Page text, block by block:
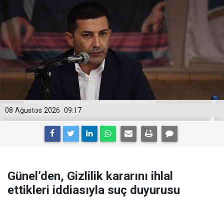
09:17
08 Ağustos 2026
Günel’den, Gizlilik kararını ihlal
ettikleri iddiasıyla suç duyurusu